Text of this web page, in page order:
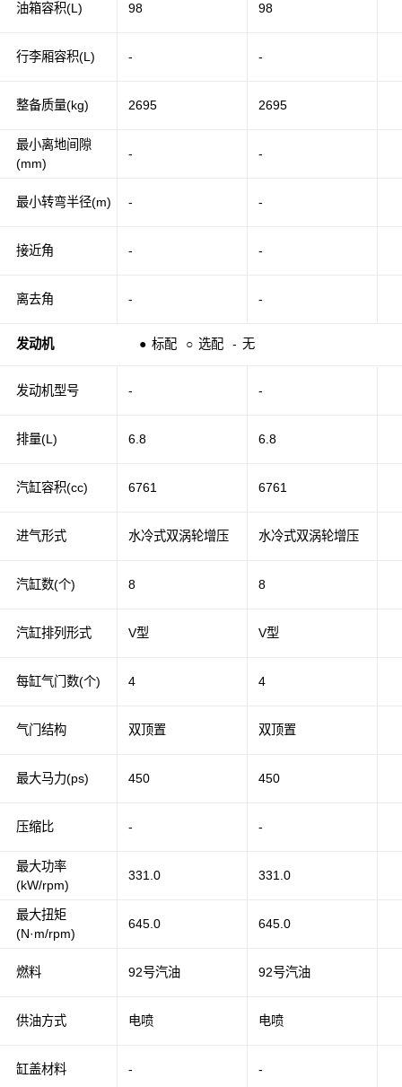
油箱容积(L)
行李厢容积(L)
整备质量(kg)
最小离地间隙
(mm)
最小转弯半径(m)
接近角
离去角
发动机 ● 标配 ○ 选配 - 无
发动机型号
排量(L)
汽缸容积(cc)
进气形式
汽缸数(个)
汽缸排列形式
每缸气门数(个)
气门结构
最大马力(ps)
压缩比
最大功率
(kW/rpm)
最大扭矩
(N·m/rpm)
燃料
供油方式
缸盖材料
98 98
- -
2695 2695
- -
- -
- -
- -
- -
6.8 6.8
6761 6761
水冷式双涡轮增压 水冷式双涡轮增压
8 8
V型 V型
4 4
双顶置 双顶置
450 450
- -
331.0 331.0
645.0 645.0
92号汽油 92号汽油
电喷 电喷
- -